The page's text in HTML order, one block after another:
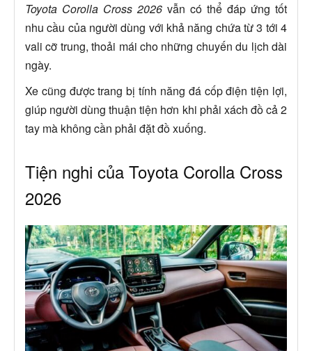
Toyota Corolla Cross 2026 vẫn có thể đáp ứng tốt
nhu cầu của người dùng với khả năng chứa từ 3 tới 4
vali cỡ trung, thoải mái cho những chuyến du lịch dài
ngày.
Xe cũng được trang bị tính năng đá cốp điện tiện lợi,
giúp người dùng thuận tiện hơn khi phải xách đồ cả 2
tay mà không cần phải đặt đồ xuống.
Tiện nghi của Toyota Corolla Cross
2026